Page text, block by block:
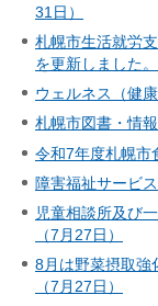
31日）
札幌市生活就労
を更新しました
ウェルネス（健
札幌市図書・情
令和7年度札幌市
障害福祉サービ
児童相談所及び
（7月27日）
8月は野菜摂取強
（7月27日）